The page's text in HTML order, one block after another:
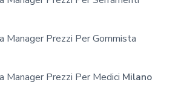
Manager Prezzi Per Gommista
Manager Prezzi Per Medici Milano